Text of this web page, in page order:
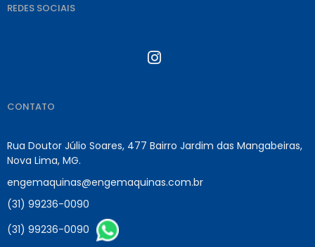
REDES SOCIAIS
CONTATO
Rua Doutor Júlio Soares, 477 Bairro Jardim das Mangabeiras,
Nova Lima, MG.
engemaquinas@engemaquinas.com.br
(31) 99236-0090
(31) 99236-0090